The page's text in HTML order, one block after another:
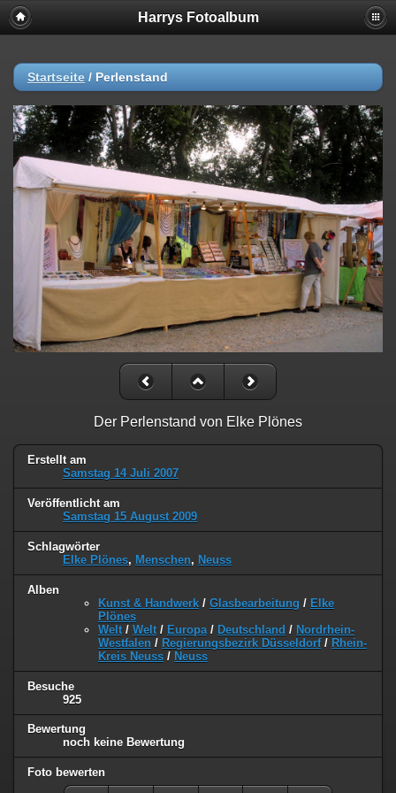
Harrys Fotoalbum
Startseite / Perlenstand
Der Perlenstand von Elke Plönes
Erstellt am
Samstag 14 Juli 2007
Veröffentlicht am
Samstag 15 August 2009
Schlagwörter
Elke Plönes, Menschen, Neuss
Alben
Kunst & Handwerk / Glasbearbeitung / Elke
Plönes
Welt / Welt / Europa / Deutschland / Nordrhein-
Westfalen / Regierungsbezirk Düsseldorf/ Rhein-
Kreis Neuss / Neuss
Besuche
925
Bewertung
noch keine Bewertung
Foto bewerten